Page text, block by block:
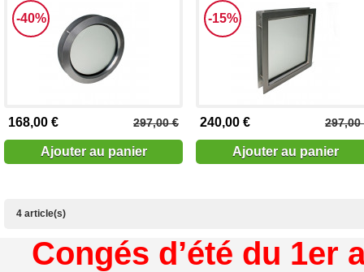
-40%
297,00 €
168,00 €
Ajouter au panier
-15%
297,00
240,00 €
Ajouter au panier
4 article(s)
Congés d’été du 1er